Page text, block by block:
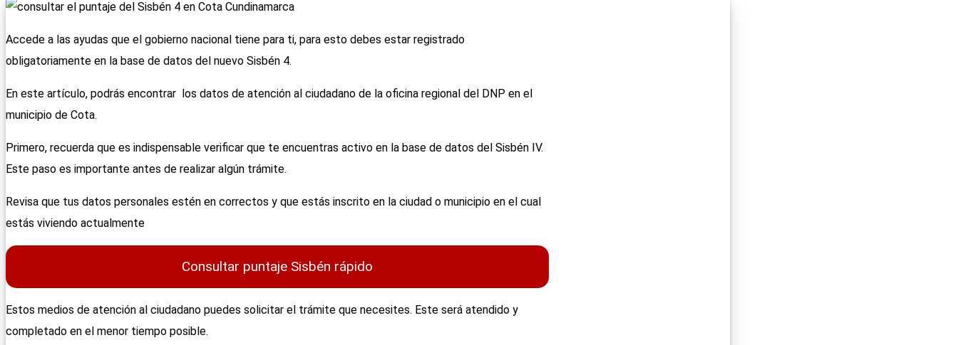
Accede a las ayudas que el gobierno nacional tiene para ti, para esto debes estar registrado
obligatoriamente en la base de datos del nuevo Sisbén 4.
En este artículo, podrás encontrar los datos de atención al ciudadano de la oficina regional del DNP en el
municipio de Cota.
Primero, recuerda que es indispensable verificar que te encuentras activo en la base de datos del Sisbén IV.
Este paso es importante antes de realizar algún trámite.
Revisa que tus datos personales estén en correctos y que estás inscrito en la ciudad o municipio en el cual
estás viviendo actualmente
Consultar puntaje Sisbén rápido
Estos medios de atención al ciudadano puedes solicitar el trámite que necesites. Este será atendido y
completado en el menor tiempo posible.